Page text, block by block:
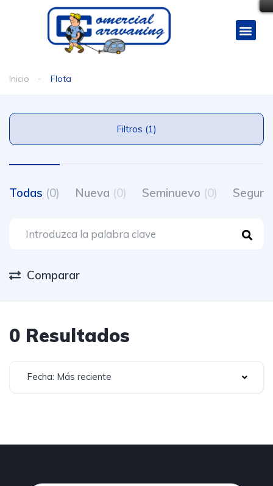
Inicio Flota
Filtros (1)
Todas (0) Nueva (0) Seminuevo (0)
Comparar
0 Resultados
Fecha: Más reciente